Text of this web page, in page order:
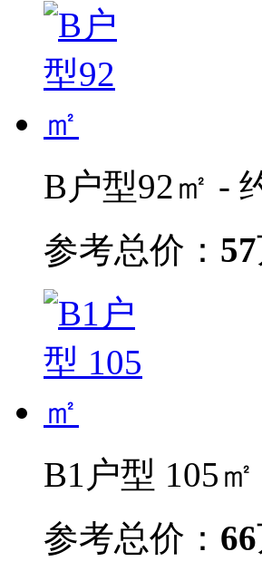
B户型92㎡ -
参考总价： 57
B1户型 105
参考总价： 66